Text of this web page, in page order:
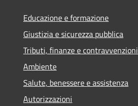
Educazione e formazione
Giustizia e sicurezza pubblica
Tributi, finanze e contravvenzioni
Ambiente
Salute, benessere e assistenza
Autorizzazioni